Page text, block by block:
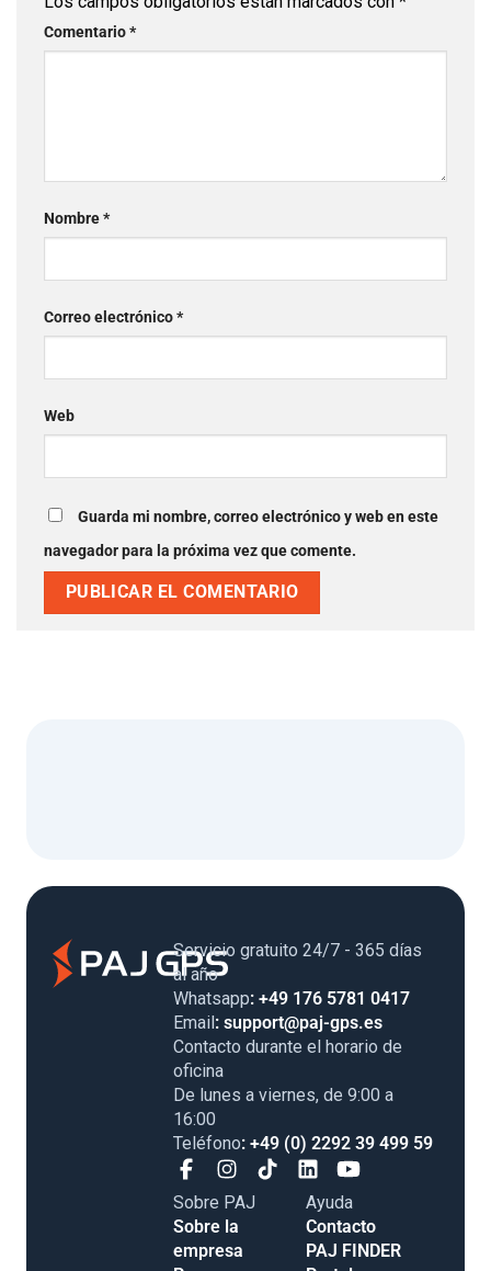
Comentario*
Nombre*
Correo electrónico*
Web
Guarda mi nombre, correo electrónico y web en este
navegador para la próxima vez que comente.
Servicio gratuito 24/7 - 365 días
al año
Whatsapp: +49 176 5781 0417
Email: support@paj-gps.es
Contacto durante el horario de
oficina
De lunes a viernes, de 9:00 a
16:00
Teléfono: +49 (0) 2292 39 499 59
Sobre PAJ
Sobre la
empresa
Ayuda
Contacto
PAJ FINDER